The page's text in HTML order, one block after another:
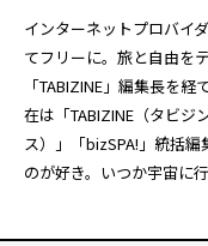
インターネットプロバイ
てフリーに。旅と自由を
「TABIZINE」編集長を経
在は「TABIZINE（タビジ
ス）」「bizSPA!」統括
のが好き。いつか宇宙に行